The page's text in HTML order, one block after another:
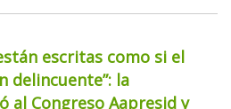
escritas como si el
delincuente”: la
al Congreso Aapresid y